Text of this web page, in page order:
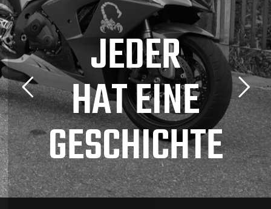
JEDER
HATEINE
GESCHICHTE